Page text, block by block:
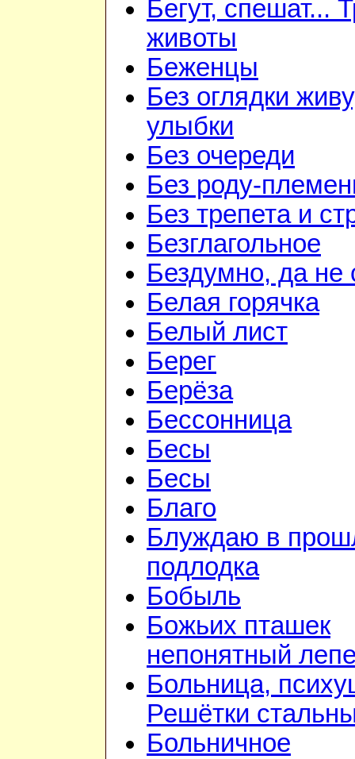
Бегут, спешат...
животы
Беженцы
Без оглядки
улыбки
Без очереди
Без роду-
Без трепета и
Безглагольное
Бездумно, да не
Белая горячка
Белый лист
Берег
Берёза
Бессонница
Бесы
Бесы
Благо
Блуждаю в
подлодка
Бобыль
Божьих пташек
непонятный
Больница,
Решётки
Больничное